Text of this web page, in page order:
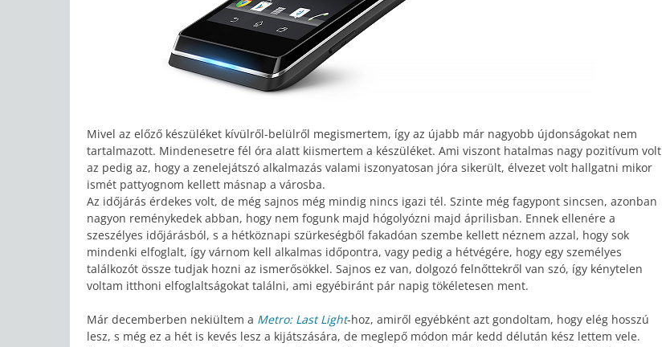
Mivel az előző készüléket kívülről-belülről megismertem, így az újabb már nagyobb újdonságokat nem
tartalmazott. Mindenesetre fél óra alatt kiismertem a készüléket. Ami viszont hatalmas nagy pozitívum volt
az pedig az, hogy a zenelejátszó alkalmazás valami iszonyatosan jóra sikerült, élvezet volt hallgatni mikor
ismét pattyognom kellett másnap a városba.
Az időjárás érdekes volt, de még sajnos még mindig nincs igazi tél. Szinte még fagypont sincsen, azonban
nagyon reménykedek abban, hogy nem fogunk majd hógolyózni majd áprilisban. Ennek ellenére a
szeszélyes időjárásból, s a hétköznapi szürkeségből fakadóan szembe kellett néznem azzal, hogy sok
mindenki elfoglalt, így várnom kell alkalmas időpontra, vagy pedig a hétvégére, hogy egy személyes
találkozót össze tudjak hozni az ismerősökkel. Sajnos ez van, dolgozó felnőttekről van szó, így kénytelen
voltam itthoni elfoglaltságokat találni, ami egyébiránt pár napig tökéletesen ment.
Már decemberben nekiültem a Metro: Last Light-hoz, amiről egyébként azt gondoltam, hogy elég hosszú
lesz, s még ez a hét is kevés lesz a kijátszására, de meglepő módon már kedd délután kész lettem vele.